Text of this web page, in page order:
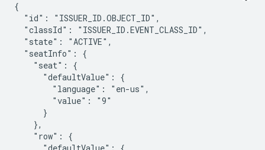
{
  "id": "ISSUER_ID.OBJECT_ID",
  "classId": "ISSUER_ID.EVENT_CLASS_ID",
  "state": "ACTIVE",
  "seatInfo": {
    "seat": {
      "defaultValue": {
        "language": "en-us",
        "value": "9"
      }
    },
    "row": {